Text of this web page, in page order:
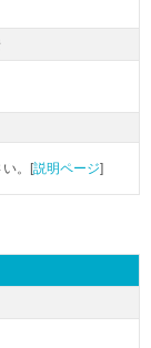
い。[説明ページ]